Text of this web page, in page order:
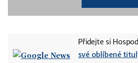
Přidejte si
své oblíbené